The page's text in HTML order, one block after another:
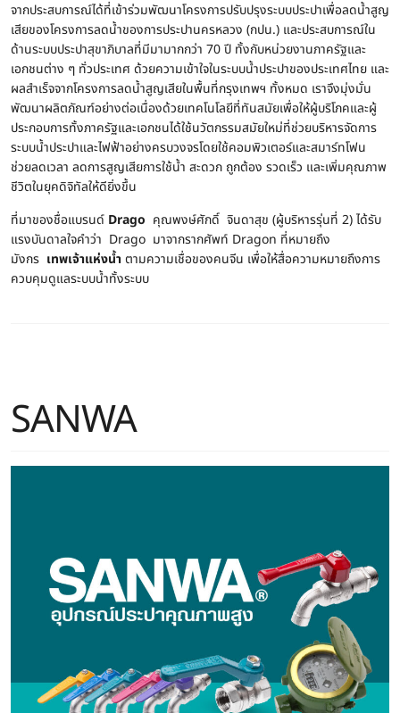
จากประสบการณ์ได้ที่เข้าร่วมพัฒนาโครงการปรับปรุงระบบประปาเพื่อลดน้ำสูญ
เสียของโครงการลดน้ำของการประปานครหลวง (กปน.) และประสบการณ์ใน
ด้านระบบประปาสุขาภิบาลที่มีมามากกว่า 70 ปี ทั้งกับหน่วยงานภาครัฐและ
เอกชนต่าง ๆ ทั่วประเทศ ด้วยความเข้าใจในระบบน้ำประปาของประเทศไทย และ
ผลสำเร็จจากโครงการลดน้ำสูญเสียในพื้นที่กรุงเทพฯ ทั้งหมด เราจึงมุ่งมั่น
พัฒนาผลิตภัณฑ์อย่างต่อเนื่องด้วยเทคโนโลยีที่ทันสมัยเพื่อให้ผู้บริโภคและผู้
ประกอบการทั้งภาครัฐและเอกชนได้ใช้นวัตกรรมสมัยใหม่ที่ช่วยบริหารจัดการ
ระบบน้ำประปาและไฟฟ้าอย่างครบวงจรโดยใช้คอมพิวเตอร์และสมาร์ทโฟน
ช่วยลดเวลา ลดการสูญเสียการใช้น้ำ สะดวก ถูกต้อง รวดเร็ว และเพิ่มคุณภาพ
ชีวิตในยุคดิจิทัลให้ดียิ่งขึ้น
ที่มาของชื่อแบรนด์ Drago คุณพงษ์ศักดิ์ จินดาสุข (ผู้บริหารรุ่นที่ 2) ได้รับ
แรงบันดาลใจคำว่า Drago มาจากรากศัพท์ Dragon ที่หมายถึง
มังกร เทพเจ้าแห่งน้ำตามความเชื่อของคนจีน เพื่อให้สื่อความหมายถึงการ
ควบคุมดูแลระบบน้ำทั้งระบบ
SANWA